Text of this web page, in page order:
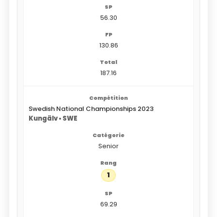
56.30
130.86
187.16
Swedish National Championships 2023
Kungälv • SWE
Senior
1
69.29